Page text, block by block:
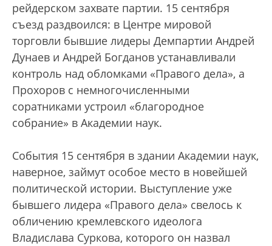
рейдерском захвате партии. 15 сентября
съезд раздвоился: в Центре мировой
торговли бывшие лидеры Демпартии Андрей
Дунаев и Андрей Богданов устанавливали
контроль над обломками «Правого дела», а
Прохоров с немногочисленными
соратниками устроил «благородное
собрание» в Академии наук.
События 15 сентября в здании Академии наук,
наверное, займут особое место в новейшей
политической истории. Выступление уже
бывшего лидера «Правого дела» свелось к
обличению кремлевского идеолога
Владислава Суркова, которого он назвал